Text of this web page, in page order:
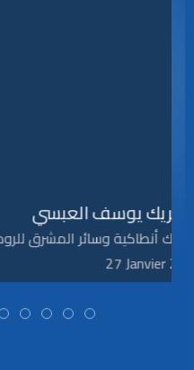
البطريك يوسف
بطريرك أنطاكية وسائر
27 Janvier 2025